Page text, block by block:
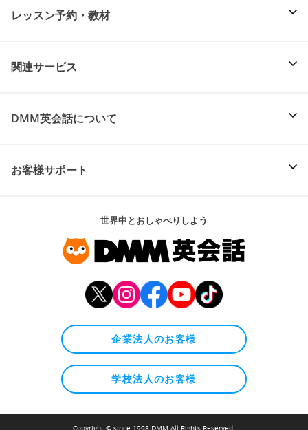
レッスン予約・教材
関連サービス
DMM英会話について
お客様サポート
世界中とおしゃべりしよう
企業法人のお客様
学校法人のお客様
Copyright © since 1998 DMM All Rights Reserved.